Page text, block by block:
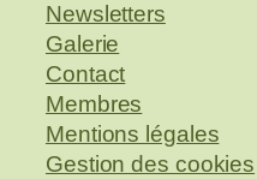
Newsletters
Galerie
Contact
Membres
Mentions légales
Gestion des cookies